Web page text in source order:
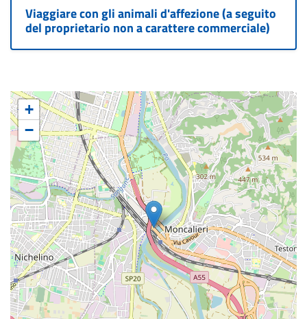
Viaggiare con gli animali d'affezione (a seguito
del proprietario non a carattere commerciale)
+
−